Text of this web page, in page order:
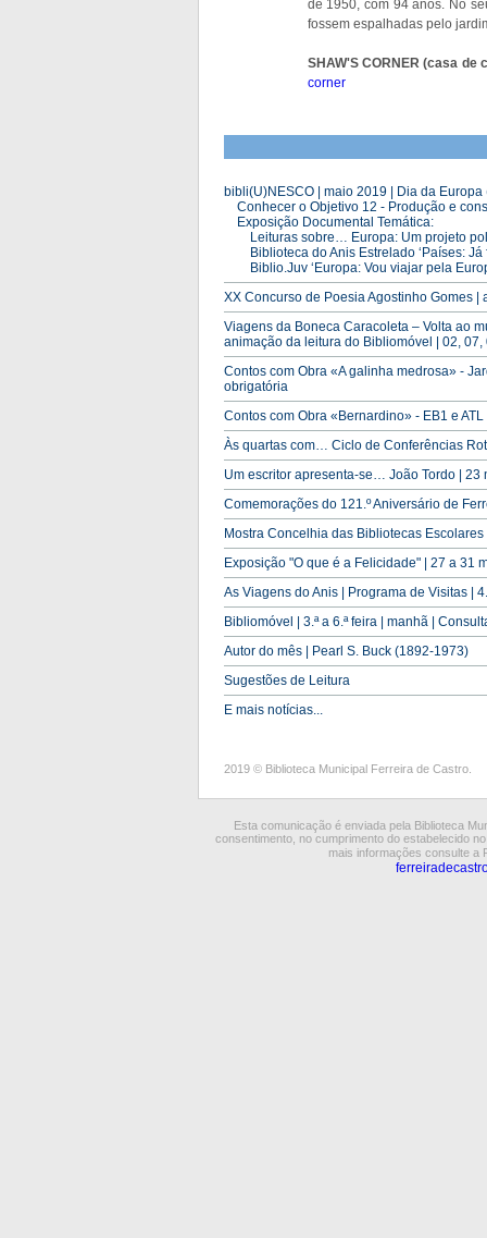
de 1950, com 94 anos. No
fossem espalhadas pelo
SHAW'S CORNER (casa
corner
bibli(U)NESCO | maio 2019 | Dia da Europa
Conhecer o Objetivo 12 - Produção e
Exposição Documental Temática:
Leituras sobre… Europa: Um projeto
Biblioteca do Anis Estrelado ‘Países: Já
Biblio.Juv ‘Europa: Vou viajar pela
XX Concurso de Poesia Agostinho Gomes |
Viagens da Boneca Caracoleta – Volta ao
animação da leitura do Bibliomóvel | 02,
Contos com Obra «A galinha medrosa» -
obrigatória
Contos com Obra «Bernardino» - EB1 e
Às quartas com… Ciclo de Conferências
Um escritor apresenta-se… João Tordo | 23
Comemorações do 121.º Aniversário de
Mostra Concelhia das Bibliotecas
Exposição "O que é a Felicidade" | 27 a 31
As Viagens do Anis | Programa de Visitas |
Bibliomóvel | 3.ª a 6.ª feira | manhã |
Autor do mês | Pearl S. Buck (1892-1973)
Sugestões de Leitura
E mais notícias...
2019 © Biblioteca Municipal Ferreira de Castro.
Esta comunicação é enviada pela Biblioteca
consentimento, no cumprimento do estabelecido
mais informações consulte a